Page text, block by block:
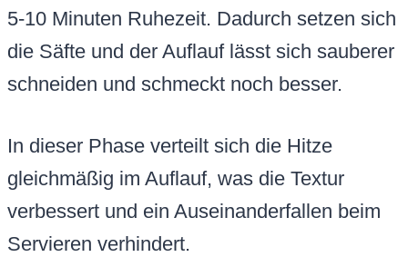
5-10 Minuten Ruhezeit. Dadurch setzen sich
die Säfte und der Auflauf lässt sich sauberer
schneiden und schmeckt noch besser.
In dieser Phase verteilt sich die Hitze
gleichmäßig im Auflauf, was die Textur
verbessert und ein Auseinanderfallen beim
Servieren verhindert.